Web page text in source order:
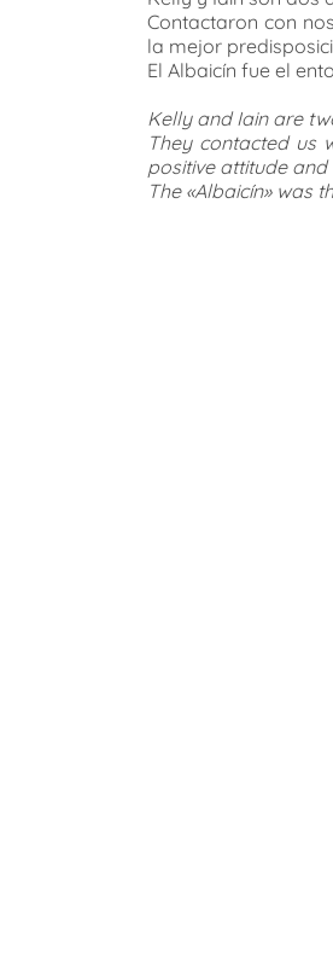
Contactaron con
la mejor
El Albaicín fue el
Kelly and Iain are
They contacted us
positive attitude
The «Albaicín» was